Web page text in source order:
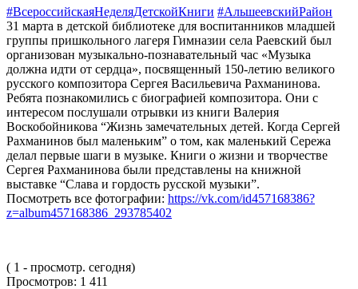
#ВсероссийскаяНеделяДетскойКниги #АльшеевскийРайон
31 марта в детской библиотеке для воспитанников младшей
группы пришкольного лагеря Гимназии села Раевский был
организован музыкально-познавательный час «Музыка
должна идти от сердца», посвященный 150-летию великого
русского композитора Сергея Васильевича Рахманинова.
Ребята познакомились с биографией композитора. Они с
интересом послушали отрывки из книги Валерия
Воскобойникова “Жизнь замечательных детей. Когда Сергей
Рахманинов был маленьким” о том, как маленький Сережа
делал первые шаги в музыке. Книги о жизни и творчестве
Сергея Рахманинова были представлены на книжной
выставке “Слава и гордость русской музыки”.
Посмотреть все фотографии: https://vk.com/id457168386?
z=album457168386_293785402
( 1 - просмотр. сегодня)
Просмотров: 1 411